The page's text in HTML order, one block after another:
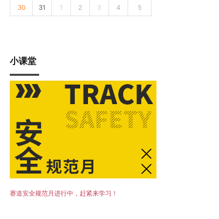
30 31 1 2 3 4 5
小课堂
赛道安全规范月进行中，赶紧来学习！